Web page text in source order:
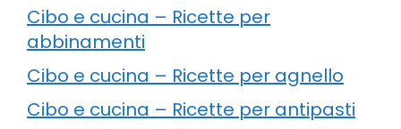
Cibo e cucina – Ricette per
abbinamenti
Cibo e cucina – Ricette per agnello
Cibo e cucina – Ricette per antipasti